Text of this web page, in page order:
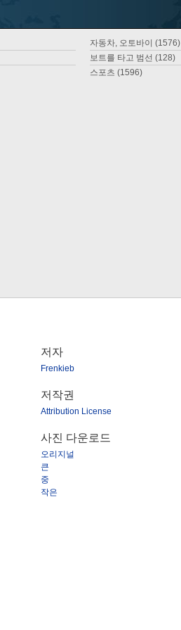
자동차, 오토바이 (1576)
보트를 타고 범선 (128)
스포츠 (1596)
저자
Frenkieb
저작권
Attribution License
사진 다운로드
오리지널
큰
중
작은